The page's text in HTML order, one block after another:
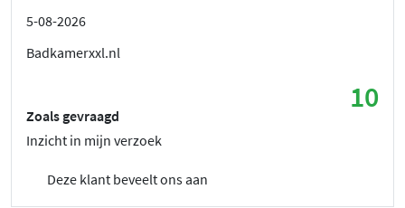
5-08-2026
Badkamerxxl.nl
10
Zoals gevraagd
Inzicht in mijn verzoek
Deze klant beveelt ons aan